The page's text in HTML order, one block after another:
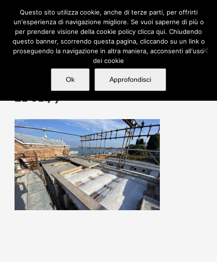
contenuto
21 014 7
Questo sito utilizza cookie, anche di terze parti, per offrirti
un'esperienza di navigazione migliore. Se vuoi saperne di più o
per prendere visione della cookie policy clicca qui. Chiudendo
questo banner, scorrendo questa pagina, cliccando su un link o
proseguendo la navigazione in altra maniera, acconsenti all'uso
dei cookie
Ok Approfondisci